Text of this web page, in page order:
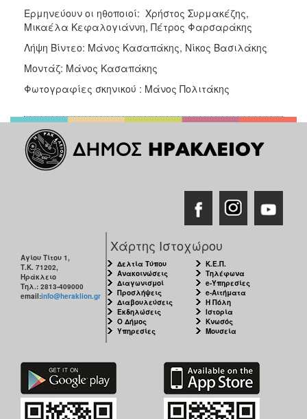
Ερμηνεύουν οι ηθοποιοί: Χρήστος Συρμακέζης,
Μικαέλα Κεφαλογιάννη, Πέτρος Φαρσαράκης
Λήψη Βίντεο: Μάνος Κασαπάκης, Νίκος Βασιλάκης
Μοντάζ: Μάνος Κασαπάκης
Φωτογραφίες σκηνικού : Μάνος Πολιτάκης
Αγίου Τίτου 1,
Τ.Κ. 71202,
Ηράκλειο
Τηλ.: 2813-409000
email:info@heraklion.gr
Χάρτης Ιστοχώρου
Δελτία Τύπου
Ανακοινώσεις
Διαγωνισμοί
Προσλήψεις
Διαβουλεύσεις
Εκδηλώσεις
Ο Δήμος
Υπηρεσίες
Κ.Ε.Π.
Τηλέφωνα
e-Υπηρεσίες
e-Αιτήματα
Η Πόλη
Ιστορία
Κνωσός
Μουσεία